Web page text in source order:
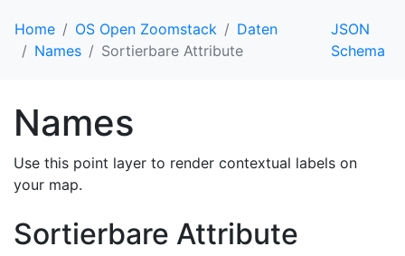
Home OS Open Zoomstack
Daten
Names
Sortierbare Attribute
JSON
Schema
Names
Use this point layer to render contextual labels on
your map.
Sortierbare Attribute